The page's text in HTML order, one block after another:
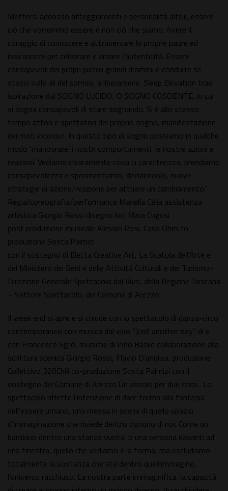
Mettersi addosso atteggiamenti e personalità altrui, essere
ciò che vorremmo essere e non ciò che siamo. Avere il
coraggio di conoscere e attraversare le proprie paure ed
insicurezze per celebrare e amare l’autenticità. Essere
consapevoli dei propri piccoli grandi drammi e condurre se
stessi sulle ali del sorriso, a liberarsene. Sleep Elevation trae
ispirazione dal SOGNO LUCIDO, O SOGNO COSCIENTE, in cui
si sogna consapevoli di stare sognando. Si è allo stesso
tempo attori e spettatori del proprio sogno, manifestazione
dei moti inconsci. In questo tipo di sogno possiamo in qualche
modo ‘manovrare’ i nostri comportamenti, le nostre azioni e
reazioni. Vediamo chiaramente cosa ci caratterizza, prendiamo
consapevolezza e sperimentiamo, decidendolo, nuove
strategie di azione/reazione per attuare un cambiamento.”
Regia/coreografia/performance Mariella Celia assistenza
artistica Giorgio Rossi disegno luci Mara Cugusi
post produzione musicale Alessio Rosi, Casa Ohm co-
produzione Sosta Palmizi
con il sostegno di Electa Creative Art, La Scatola dell’Arte e
del Ministero dei Beni e delle Attività Culturali e del Turismo-
Direzione Generale Spettacolo dal Vivo, della Regione Toscana
– Settore Spettacolo, del Comune di Arezzo
Il week end si apre e si chiude con lo spettacolo di danza-circo
contemporaneo con musica dal vivo “Just another day” di e
con Francesco Sgrò, musiche di Pino Basile collaborazione alla
scrittura scenica Giorgio Rossi, Flavio D’andrea, produzione
Collettivo 320Chili co-produzione Sosta Palmizi con il
sostegno del Comune di Arezzo Un assolo per due corpi.. Lo
spettacolo riflette l’intenzione di dare forma alla fantasia
dell’essere umano, una messa in scena di quello spazio
d’immaginazione che risiede dentro ognuno di noi. Come un
bambino dentro una stanza vuota, o una persona davanti ad
una finestra, quello che vediamo è la forma, ma escludiamo
totalmente la sostanza che sta dentro quell’immagine,
l’universo racchiuso. La nostra parte immaginifica, la capacità